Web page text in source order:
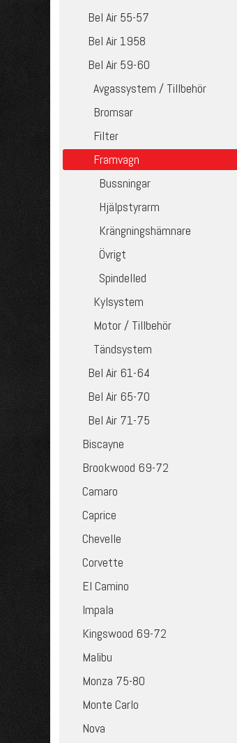
Bel Air 55-57
Bel Air 1958
Bel Air 59-60
Avgassystem / Tillbehör
Bromsar
Filter
Framvagn
Bussningar
Hjälpstyrarm
Krängningshämnare
Övrigt
Spindelled
Kylsystem
Motor / Tillbehör
Tändsystem
Bel Air 61-64
Bel Air 65-70
Bel Air 71-75
Biscayne
Brookwood 69-72
Camaro
Caprice
Chevelle
Corvette
El Camino
Impala
Kingswood 69-72
Malibu
Monza 75-80
Monte Carlo
Nova